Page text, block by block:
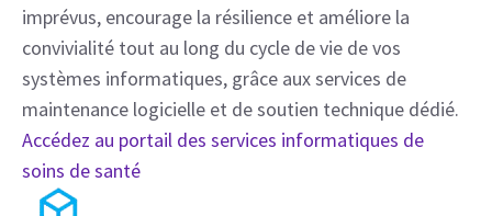
imprévus, encourage la résilience et améliore la
convivialité tout au long du cycle de vie de vos
systèmes informatiques, grâce aux services de
maintenance logicielle et de soutien technique dédié.
Accédez au portail des services informatiques de
soins de santé